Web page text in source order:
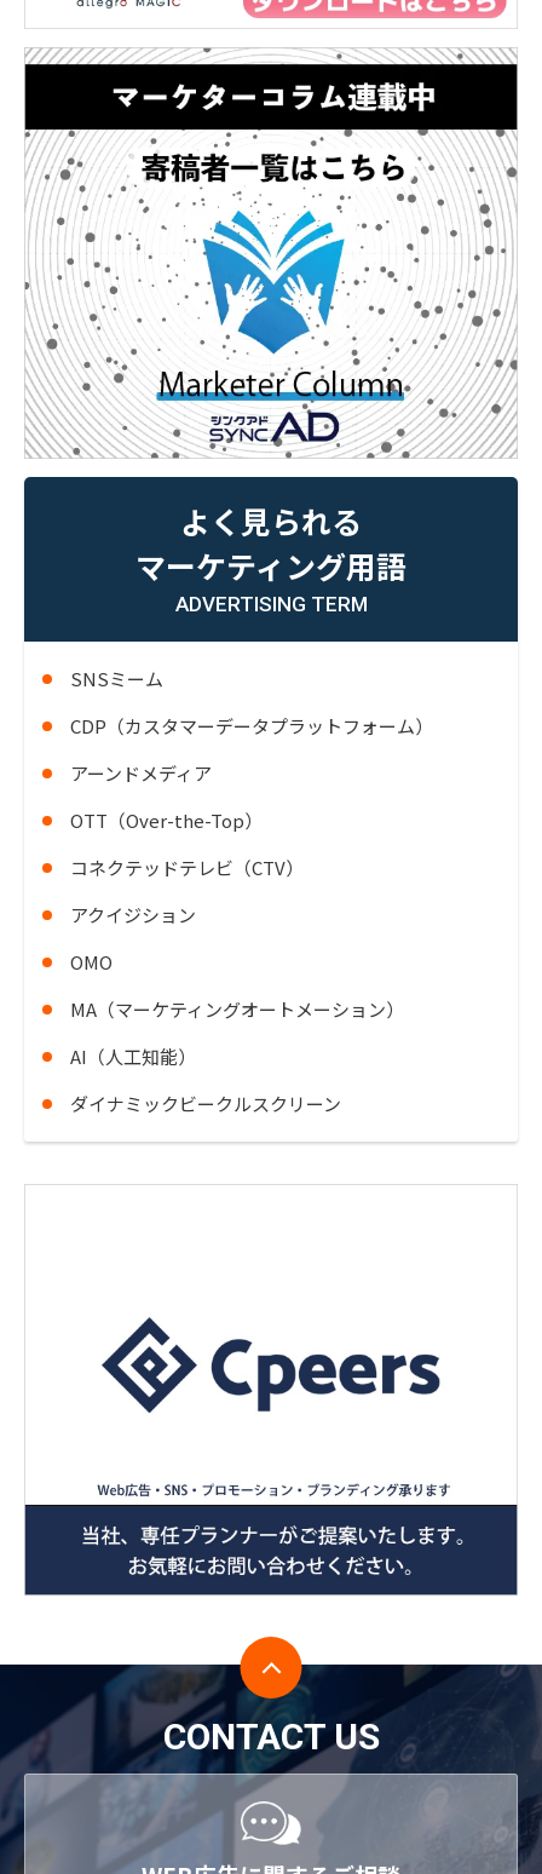
よく見られる
マーケティング用語
ADVERTISING TERM
SNSミーム
CDP（カスタマーデータプラットフォーム）
アーンドメディア
OTT（Over-the-Top）
コネクテッドテレビ（CTV）
アクイジション
OMO
MA（マーケティングオートメーション）
AI（人工知能）
ダイナミックビークルスクリーン
CONTACT US